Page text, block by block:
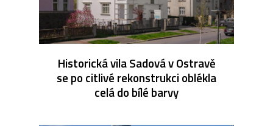
Historická vila Sadová v Ostravě
se po citlivé rekonstrukci oblékla
celá do bílé barvy